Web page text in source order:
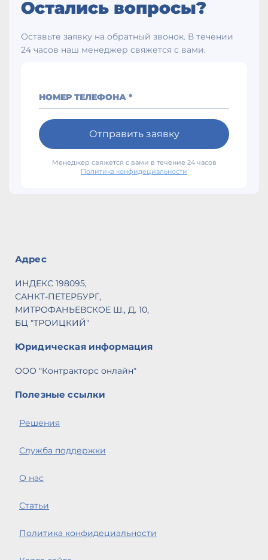
Остались вопросы?
Оставьте заявку на обратный звонок. В течении
24 часов наш менеджер свяжется с вами.
НОМЕР ТЕЛЕФОНА *
Отправить заявку
Менеджер свяжется с вами в течение 24 часов
Политика конфидециальности
Адрес
ИНДЕКС 198095,
САНКТ-ПЕТЕРБУРГ,
МИТРОФАНЬЕВСКОЕ Ш., Д. 10,
БЦ "ТРОИЦКИЙ"
Юридическая информация
ООО "Контракторс онлайн"
Полезные ссылки
Решения
Служба поддержки
О нас
Статьи
Политика конфидециальности